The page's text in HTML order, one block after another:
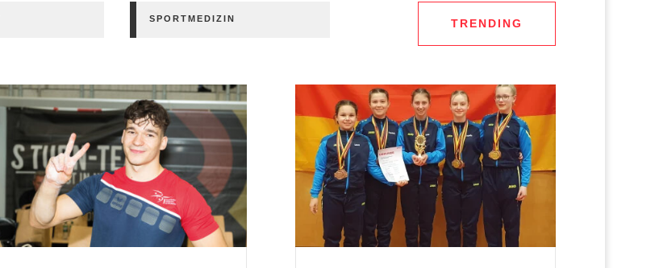
SPORTMEDIZIN TRENDING